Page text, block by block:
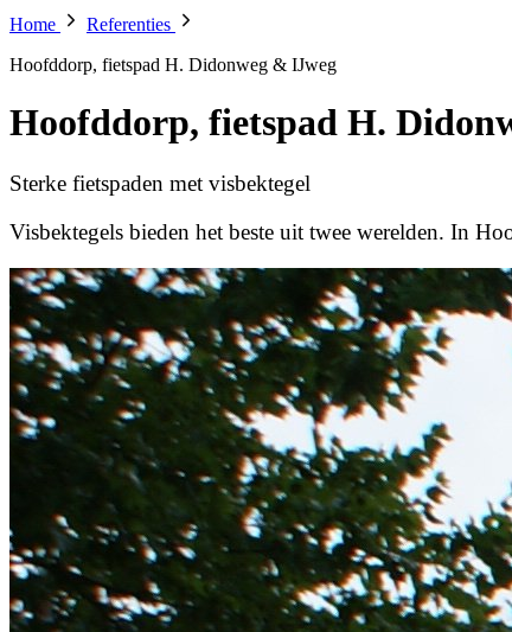
Home
Referenties
Hoofddorp, fietspad H. Didonweg & IJweg
Hoofddorp, fietspad H.
Sterke fietspaden met visbektegel
Visbektegels bieden het beste uit twee werelden. In